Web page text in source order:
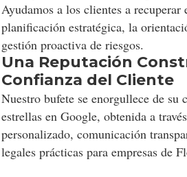
Ayudamos a los clientes a
planificación estratégica, la
gestión proactiva de riesgos.
Una Reputación
Confianza del Cliente
Nuestro bufete se enorgullece de su
estrellas en Google, obtenida a
personalizado, comunicación
legales prácticas para empresas de